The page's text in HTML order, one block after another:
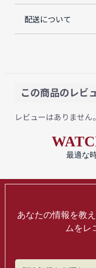
配送について
この商品のレビ
レビューはありません。
最適な
あなたの情報を教
ムをレ